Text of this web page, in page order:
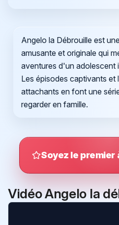
Angelo la Débrouille est
amusante et originale qui
aventures d'un adolescent
Les épisodes captivants et
attachants en font une
regarder en famille.
Soyez le premier
Vidéo Angelo la